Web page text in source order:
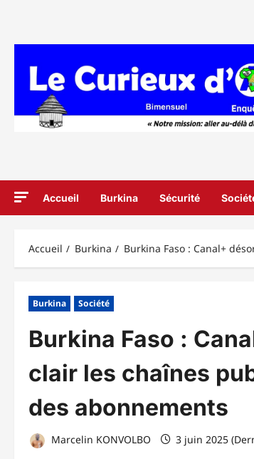
Accueil Burkina Sécurité
Accueil Burkina Burkina Faso : Canal+
Burkina Société
Burkina Faso :
clair les chaînes
des abonnements
Marcelin KONVOLBO 3 juin 2025